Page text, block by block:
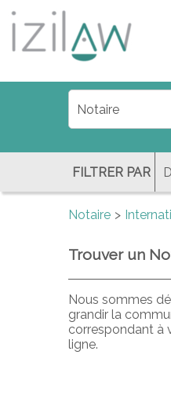
jdadi
fl
FILTRER PAR
Notaire
Trouver un
Nous sommes
grandir la
correspondant à
ligne.